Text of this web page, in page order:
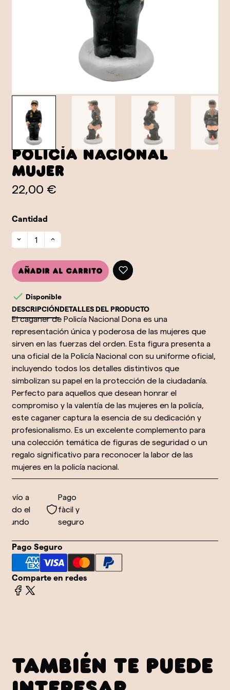
Policía Nacional
Mujer
22,00 €
Cantidad
Añadir al carrito
 Disponible
DESCRIPCIÓNDETALLES DEL PRODUCTO
El caganer de Policía Nacional Dona es una
representación única y poderosa de las mujeres que
sirven en las fuerzas del orden. Esta figura presenta a
una oficial de la Policía Nacional con su uniforme oficial,
incluyendo todos los detalles distintivos que
simbolizan su papel en la protección de la ciudadanía.
Perfecto para aquellos que desean honrar el
compromiso y la valentía de las mujeres en la policía,
este caganer captura la esencia de su dedicación y
profesionalismo. Es un excelente complemento para
una colección temática de figuras de seguridad o un
regalo significativo para reconocer la labor de las
mujeres en la policía nacional.
a
el
Pago
fàcil y
seguro
Pago Seguro
Comparte en redes
TAMBIÉN TE PUEDE